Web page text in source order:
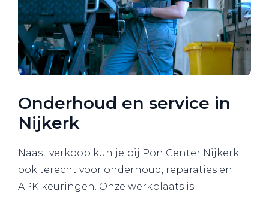
Onderhoud en service in
Nijkerk
Naast verkoop kun je bij Pon Center Nijkerk
ook terecht voor onderhoud, reparaties en
APK-keuringen. Onze werkplaats is